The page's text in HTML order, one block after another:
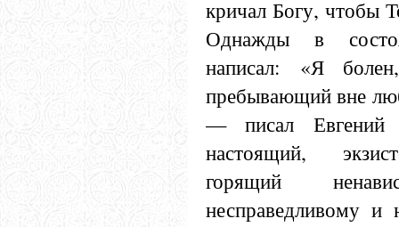
кричал Богу, чтобы
Однажды в
написал: «Я
пребывающий вне
— писал
настоящий,
горящий
несправедливому и